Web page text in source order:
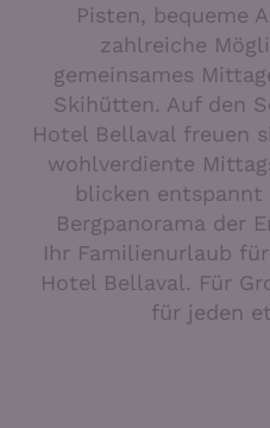
Pisten, bequeme
zahlreiche
gemeinsames
Skihütten. Auf den
Hotel Bellaval freuen
wohlverdiente
blicken entspannt
Bergpanorama der
Ihr Familienurlaub
Hotel Bellaval. Für
für jeden